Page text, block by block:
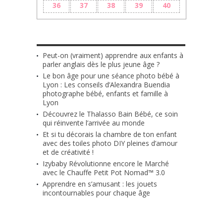
36
37 38 39 40
Peut-on (vraiment) apprendre aux enfants à
parler anglais dès le plus jeune âge ?
Le bon âge pour une séance photo bébé à
Lyon : Les conseils d’Alexandra Buendia
photographe bébé, enfants et famille à
Lyon
Découvrez le Thalasso Bain Bébé, ce soin
qui réinvente l’arrivée au monde
Et si tu décorais la chambre de ton enfant
avec des toiles photo DIY pleines d’amour
et de créativité !
Izybaby Révolutionne encore le Marché
avec le Chauffe Petit Pot Nomad™ 3.0
Apprendre en s’amusant : les jouets
incontournables pour chaque âge